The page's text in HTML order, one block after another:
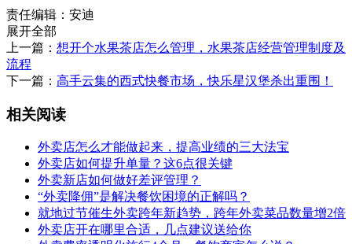
责任编辑：安迪
展开全部
上一篇： 想开个水果茶店怎么管理，水果茶店经营管理制度及
流程
下一篇： 高手云集的西式快餐市场，快乐星汉堡杀出重围！
相关阅读
外卖店怎么才能做起来，提高业绩的三大法宝
外卖店如何提升单量？这6点很关键
外卖新店如何做好差评管理？
“外卖降佣”是解决餐饮困境的正解吗？
就地过节催生外卖跨年新趋势，跨年外卖菜品数量增2倍
外卖店开在哪里合适，几点建议送给你